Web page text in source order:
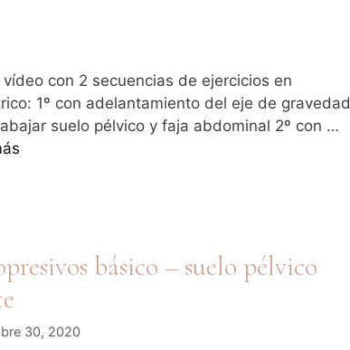
vídeo con 2 secuencias de ejercicios en
1º con adelantamiento del eje de gravedad
suelo pélvico y faja abdominal 2º con …
básico – suelo pélvico
30, 2020